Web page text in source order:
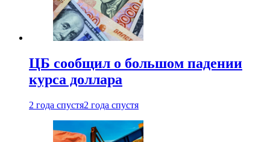
ЦБ сообщил о большом падении
курса доллара
2 года спустя2 года спустя